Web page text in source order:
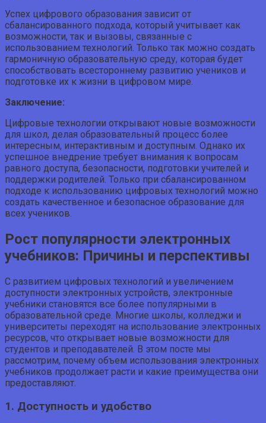
Успех цифрового образования зависит от
сбалансированного подхода, который учитывает как
возможности, так и вызовы, связанные с
использованием технологий. Только так можно создать
гармоничную образовательную среду, которая будет
способствовать всестороннему развитию учеников и
подготовке их к жизни в цифровом мире.
Заключение:
Цифровые технологии открывают новые возможности
для школ, делая образовательный процесс более
интересным, интерактивным и доступным. Однако их
успешное внедрение требует внимания к вопросам
равного доступа, безопасности, подготовки учителей и
поддержки родителей. Только при сбалансированном
подходе к использованию цифровых технологий можно
создать качественное и безопасное образование для
всех учеников.
Рост популярности электронных
учебников: Причины и перспективы
С развитием цифровых технологий и увеличением
доступности электронных устройств, электронные
учебники становятся все более популярными в
образовательной среде. Многие школы, колледжи и
университеты переходят на использование электронных
ресурсов, что открывает новые возможности для
студентов и преподавателей. В этом посте мы
рассмотрим, почему объем использования электронных
учебников продолжает расти и какие преимущества они
предоставляют.
1. Доступность и удобство